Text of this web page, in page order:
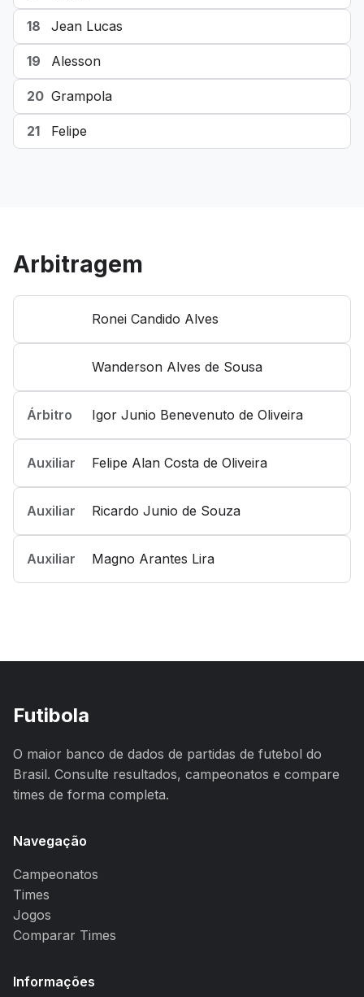
18 Jean Lucas
19 Alesson
20 Grampola
21 Felipe
Arbitragem
Ronei Candido Alves
Wanderson Alves de Sousa
Árbitro Igor Junio Benevenuto de Oliveira
Auxiliar Felipe Alan Costa de Oliveira
Auxiliar Ricardo Junio de Souza
Auxiliar Magno Arantes Lira
Futibola
O maior banco de dados de partidas de futebol do
Brasil. Consulte resultados, campeonatos e compare
times de forma completa.
Navegação
Campeonatos
Times
Jogos
Comparar Times
Informações